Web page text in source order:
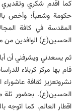
کما اقدم شکري وتقدیري
حکومة وشعباً؛ وأخص
المقدسة في کافة
الحسین(ع) الوافدین من
ثم یسعدني ویشرفني أن
قام بها مركز كربلاء
نشروتعزیز ثقافة
الحسين(ع). بحضور ثلة
اقطار العالم. كما